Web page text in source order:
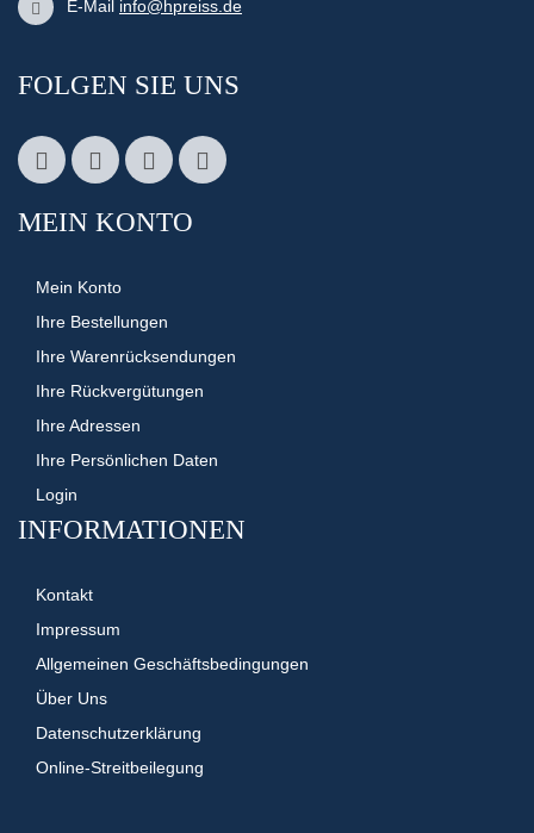
E-Mail info@hpreiss.de
FOLGEN SIE UNS
MEIN KONTO
Mein Konto
Ihre Bestellungen
Ihre Warenrücksendungen
Ihre Rückvergütungen
Ihre Adressen
Ihre Persönlichen Daten
Login
INFORMATIONEN
Kontakt
Impressum
Allgemeinen Geschäftsbedingungen
Über Uns
Datenschutzerklärung
Online-Streitbeilegung